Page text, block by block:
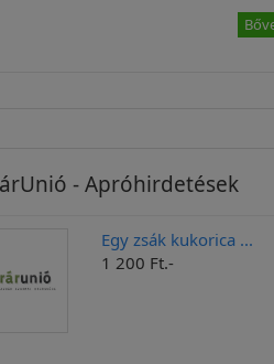
- Apróhirdetések
Egy zsák kukorica ...
1 200 Ft.-